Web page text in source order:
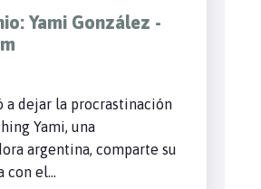
Yami González -
a dejar la procrastinación
Yami, una
argentina, comparte su
con el...